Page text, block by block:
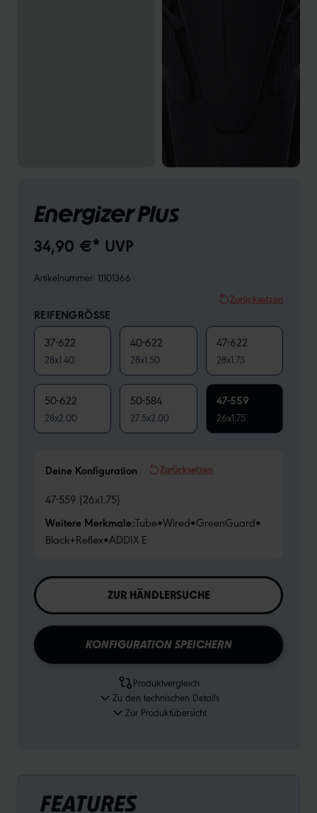
Energizer Plus
34,90 €* UVP
Artikelnummer: 11101366
Zurücksetzen
REIFENGRÖSSE
37-622
28x1.40
40-622
28x1.50
47-622
28x1.75
50-622
28x2.00
50-584
27.5x2.00
47-559
26x1.75
Deine Konfiguration Zurücksetzen
47-559 (26x1.75)
Weitere Merkmale:Tube•Wired•GreenGuard•
Black+Reflex•ADDIX E
ZUR HÄNDLERSUCHE
KONFIGURATION SPEICHERN
Produktvergleich
Zu den technischen Details
Zur Produktübersicht
FEATURES